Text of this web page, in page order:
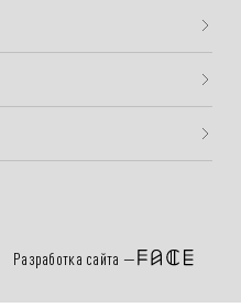
Разработка сайта —